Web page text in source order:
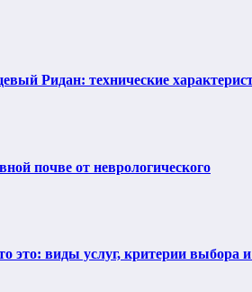
Ридан: технические
почве от неврологического
это: виды услуг, критерии выбора и